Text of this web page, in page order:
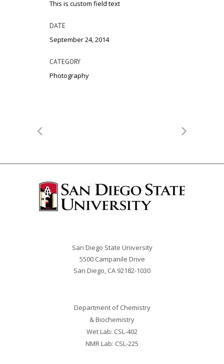
This is custom field text
DATE
September 24, 2014
CATEGORY
Photography
San Diego State University
5500 Campanile Drive
San Diego, CA 92182-1030
Department of Chemistry
& Biochemistry
Wet Lab: CSL-402
NMR Lab: CSL-225